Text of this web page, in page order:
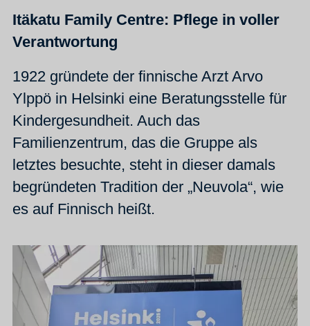
Itäkatu Family Centre: Pflege in voller
Verantwortung
1922 gründete der finnische Arzt Arvo
Ylppö in Helsinki eine Beratungsstelle für
Kindergesundheit. Auch das
Familienzentrum, das die Gruppe als
letztes besuchte, steht in dieser damals
begründeten Tradition der „Neuvola“, wie
es auf Finnisch heißt.